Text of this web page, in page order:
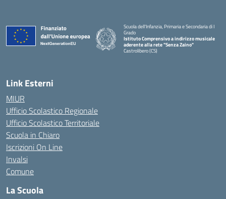
Scuola dell'Infanzia, Primaria e Secondaria di I
Grado
Istituto Comprensivo a indirizzo musicale
aderente alla rete "Senza Zaino"
Castrolibero (CS)
Link Esterni
MIUR
Ufficio Scolastico Regionale
Ufficio Scolastico Territoriale
Scuola in Chiaro
Iscrizioni On Line
Invalsi
Comune
La Scuola